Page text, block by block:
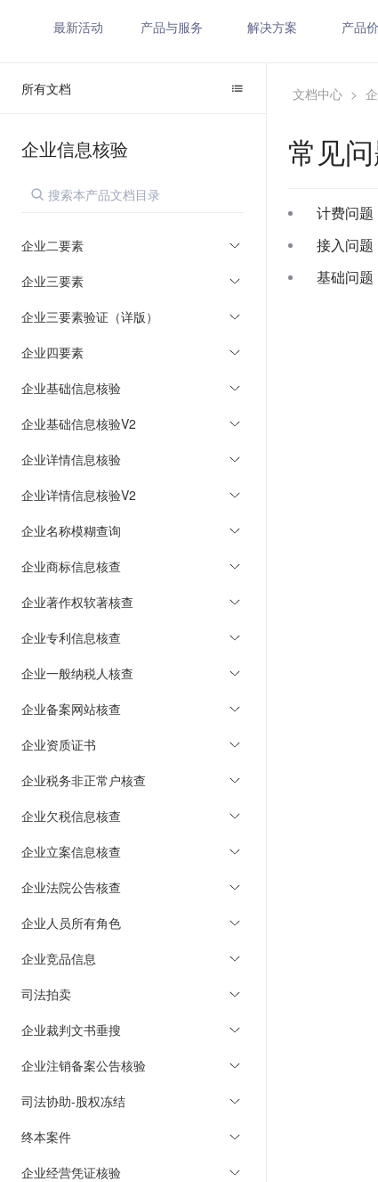
最新活动 产品与服务 解决方案 产品
所有文档
企业信息核验
企业二要素
企业三要素
企业三要素验证（详版）
企业四要素
企业基础信息核验
企业基础信息核验V2
企业详情信息核验
企业详情信息核验V2
企业名称模糊查询
企业商标信息核查
企业著作权软著核查
企业专利信息核查
企业一般纳税人核查
企业备案网站核查
企业资质证书
企业税务非正常户核查
企业欠税信息核查
企业立案信息核查
企业法院公告核查
企业人员所有角色
企业竞品信息
司法拍卖
企业裁判文书垂搜
企业注销备案公告核验
司法协助-股权冻结
终本案件
企业经营凭证核验
文档中心 >
常见
计费问题
接入问题
基础问题